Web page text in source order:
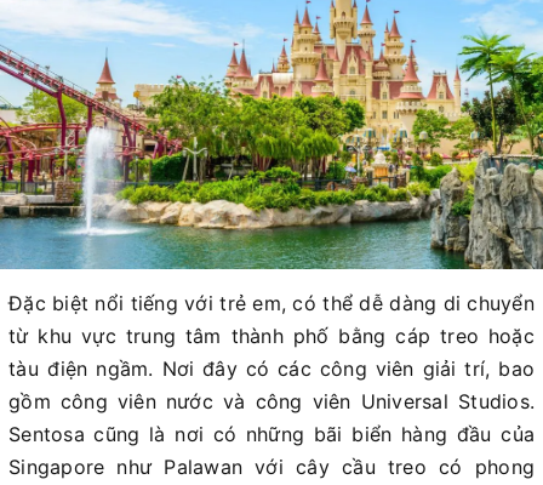
Đặc biệt nổi tiếng với trẻ em, có thể dễ dàng di chuyển
từ khu vực trung tâm thành phố bằng cáp treo hoặc
tàu điện ngầm. Nơi đây có các công viên giải trí, bao
gồm công viên nước và công viên Universal Studios.
Sentosa cũng là nơi có những bãi biển hàng đầu của
Singapore như Palawan với cây cầu treo có phong